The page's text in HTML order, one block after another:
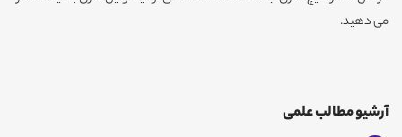
می دهید.
آرشیو مطالب علمی